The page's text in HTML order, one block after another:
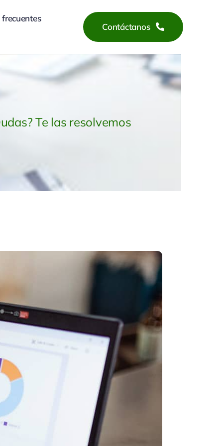
Contáctanos
Te las resolvemos